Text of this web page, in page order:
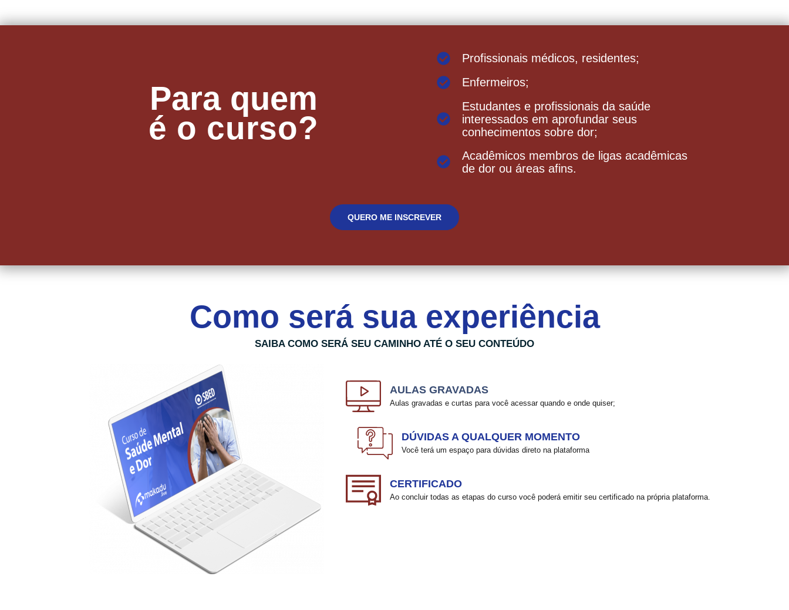
Para quem
é o curso?
Profissionais médicos, residentes;
Enfermeiros;
Estudantes e profissionais da saúde
interessados em aprofundar seus
conhecimentos sobre dor;
Acadêmicos membros de ligas acadêmicas
de dor ou áreas afins.
QUERO ME INSCREVER
Como será sua experiência
SAIBA COMO SERÁ SEU CAMINHO ATÉ O SEU CONTEÚDO
AULAS GRAVADAS
Aulas gravadas e curtas para você acessar quando e onde quiser;
DÚVIDAS A QUALQUER MOMENTO
Você terá um espaço para dúvidas direto na plataforma
CERTIFICADO
Ao concluir todas as etapas do curso você poderá emitir seu certificado na própria plataforma.